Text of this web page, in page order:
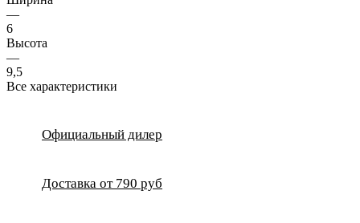
—
6
Высота
—
9,5
Все характеристики
Официальный дилер
Доставка от 790 руб